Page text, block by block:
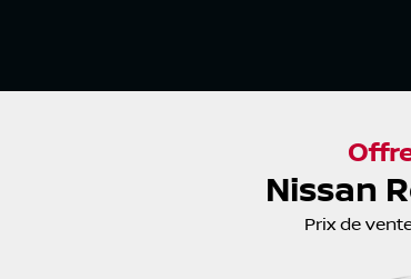
Nissan
Prix de